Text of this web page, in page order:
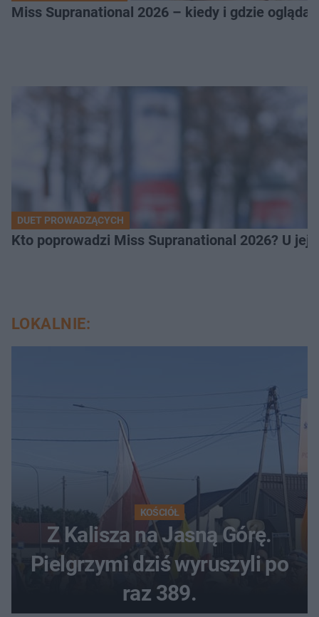
Miss Supranational 2026 – kiedy i gdzie
DUET PROWADZĄCYCH
Kto poprowadzi Miss Supranational 2026? U jej
LOKALNIE:
KOŚCIÓŁ
Z Kalisza na Jasną Górę.
Pielgrzymi dziś wyruszyli po
raz 389.